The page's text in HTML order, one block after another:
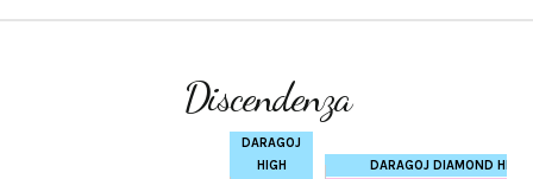
Discendenza
DARAGOJ
HIGH
DARAGOJ DIAMOND